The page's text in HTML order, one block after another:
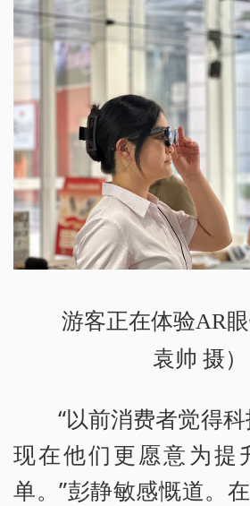
游客正在体验AR
袁帅 摄）
“以前消费者觉得科
现在他们更愿意为提
单。”彭静敏感慨道。